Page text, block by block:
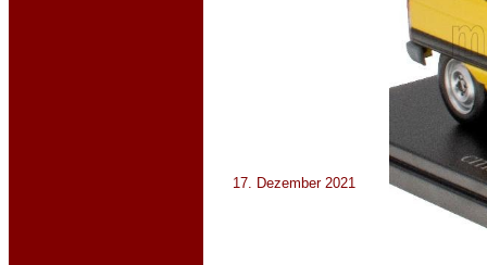
17. Dezember 2021